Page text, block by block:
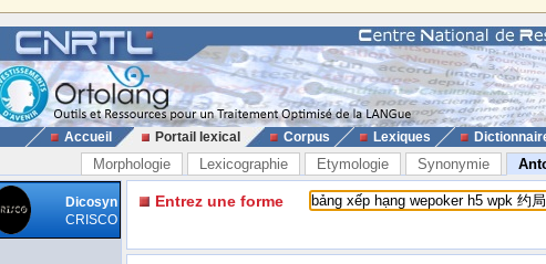
Accueil Portail lexical Corpus Lexiques
Morphologie Lexicographie Etymologie Synonymie
Dicosyn
CRISCO
Entrez une forme